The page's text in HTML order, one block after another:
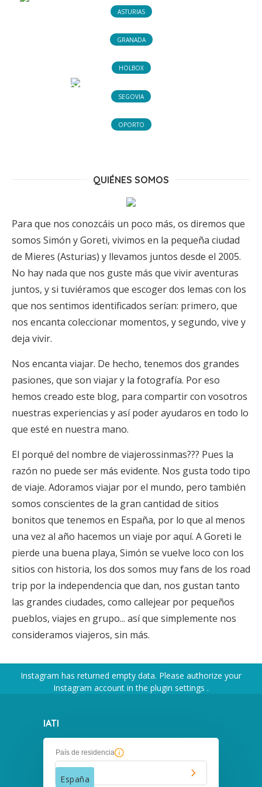
braña en el paraíso.
ASTURIAS
Las capillas del Monsacro
1 octubre, 2020 4 comments
GRANADA
Un par de días por Granada
16 abril, 2020 1 comment
HOLBOX
Holbox, el paraíso Mexicano
20 enero, 2020 3 comments
SEGOVIA
Una visita rápida a Segovia
3 enero, 2020 5 comments
OPORTO
QUIÉNES SOMOS
Para que nos conozcáis un poco más, os diremos que
somos Simón y Goreti, vivimos en la pequeña ciudad
de Mieres (Asturias) y llevamos juntos desde el 2005.
No hay nada que nos guste más que vivir aventuras
juntos, y si tuviéramos que escoger dos lemas con los
que nos sentimos identificados serían: primero, que
nos encanta coleccionar momentos, y segundo, vive y
deja vivir.
Nos encanta viajar. De hecho, tenemos dos grandes
pasiones, que son viajar y la fotografía. Por eso
hemos creado este blog, para compartir con vosotros
nuestras experiencias y así poder ayudaros en todo lo
que esté en nuestra mano.
El porqué del nombre de viajerossinmas??? Pues la
razón no puede ser más evidente. Nos gusta todo tipo
de viaje. Adoramos viajar por el mundo, pero también
somos conscientes de la gran cantidad de sitios
bonitos que tenemos en España, por lo que al menos
una vez al año hacemos un viaje por aquí. A Goreti le
pierde una buena playa, Simón se vuelve loco con los
sitios con historia, los dos somos muy fans de los road
trip por la independencia que dan, nos gustan tanto
las grandes ciudades, como callejear por pequeños
pueblos, viajes en grupo... así que simplemente nos
consideramos viajeros, sin más.
Instagram has returned empty data. Please authorize your
Instagram account in the plugin settings .
IATI
País de residencia
España